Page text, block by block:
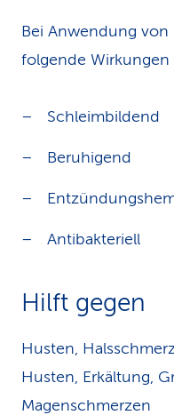
Bei Anwendung
folgende Wirkungen
Schleimbildend
Beruhigend
Antibakteriell
Hilft gegen
Husten,
Husten, Erkältung,
Magenschmerzen